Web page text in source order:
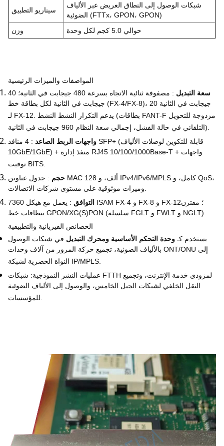
سيناريو التطبيق
شبكات الوصول إلى النطاق العريض عبر الألياف
الضوئية (FTTx، GPON، GPON)
وزن
حوالي 5.0 كجم لكل وحدة
المواصفات والميزات الرئيسية
سعة التبديل
: مصفوفة ثنائية الاتجاه بسرعة 480 جيجابت في الثانية؛ 40
جيجابت في الثانية لكل بطاقة خط (FX-4/FX-8)، 20 جيجابت في الثانية
لـ FX-12. يدعم التكرار النشط النشط (بطاقات FANT-F مزدوجة للتحويل
التلقائي في حالة الفشل، إجمالي سعة النظام 960 جيجابت في الثانية).
واجهات الربط الصاعد : 4 منافذ SFP+ (قابلة للتكوين لوصلات الألياف
10GbE/1GbE) + منفذ إدارة RJ45 10/100/1000Base-T + واجهات
توقيت BITS.
حجم : جدول عناوين MAC 128 ألف، و IPv4/IPv6/MPLS كامل، و QoS،
وميزات موثوقية على مستوى شركات الاتصالات.
التوافق : يعمل مع هيكل 7360 ISAM FX-4 و FX-8 و FX-12؛ مقترن
ببطاقات خط GPON/XG(S)PON (سلسلة FGLT و FWLT و NGLT).
الخصائص الفيزيائية والتطبيقية
يستخدم كـ وحدة التحكم الأساسية ومحرك التبديل في شبكات الوصول
بالألياف الضوئية، تجميع حركة المرور من آلاف وحدات ONT/ONU إلى
النواة الحضرية لشبكة IP/MPLS.
عمليات النشر النموذجية: شبكات FTTH لمزودي خدمة الإنترنت، وتجميع
النقل الخلفي لشبكات الجيل الخامس، والوصول إلى الألياف الضوئية
للمؤسسات.